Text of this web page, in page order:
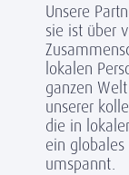
Unsere
sie ist über
lokalen
ganzen
unserer
die in
ein
umspannt.